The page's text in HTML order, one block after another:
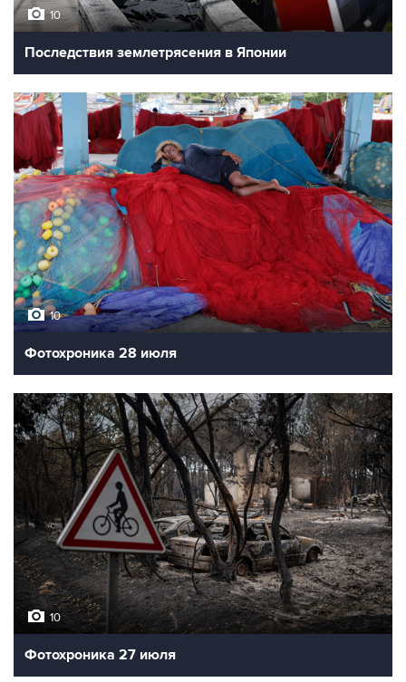
10
Последствия землетрясения в Японии
10
Фотохроника 28 июля
10
Фотохроника 27 июля